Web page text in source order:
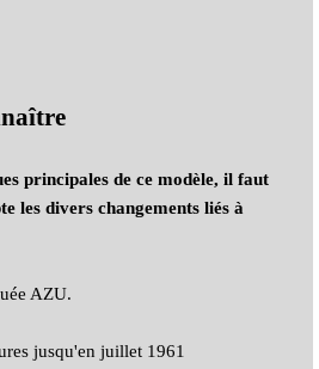
principales de ce modèle, il faut
les divers changements liés à
AZU.
jusqu'en juillet 1961